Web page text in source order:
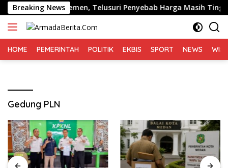
Langsung
ke
konten
Breaking NewsSemen, Telusuri Penyebab Harga Masih Tinggi
HOME PEMERINTAH POLITIK EKBIS SPORT NEWS
Gedung PLN